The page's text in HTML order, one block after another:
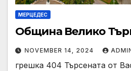
МЕРЦЕДЕС
Община Велико
NOVEMBER 14, 2024
грешка 404 Търсената от